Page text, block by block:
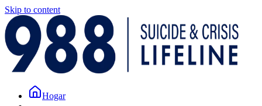
Skip to content
Hogar